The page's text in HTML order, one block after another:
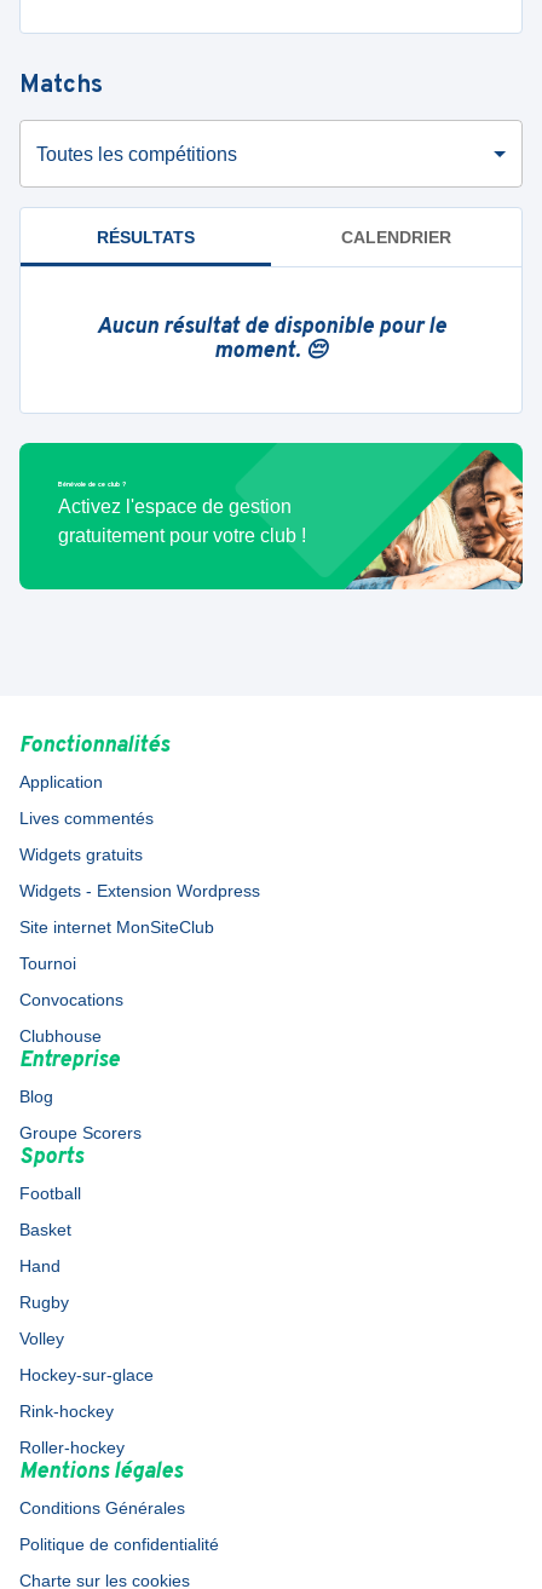
Matchs
Toutes les compétitions
RÉSULTATS CALENDRIER
Aucun résultat de disponible pour le
moment. 😔
Bénévole de ce club ?
Activez l'espace de gestion
gratuitement pour votre club !
Fonctionnalités
Application
Lives commentés
Widgets gratuits
Widgets - Extension Wordpress
Site internet MonSiteClub
Tournoi
Convocations
Clubhouse
Entreprise
Blog
Groupe Scorers
Sports
Football
Basket
Hand
Rugby
Volley
Hockey-sur-glace
Rink-hockey
Roller-hockey
Mentions légales
Conditions Générales
Politique de confidentialité
Charte sur les cookies